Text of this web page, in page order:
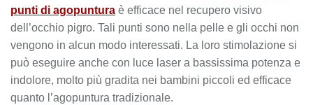
punti di agopuntura è efficace nel recupero visivo
dell’occhio pigro. Tali punti sono nella pelle e gli occhi non
vengono in alcun modo interessati. La loro stimolazione si
può eseguire anche con luce laser a bassissima potenza e
indolore, molto più gradita nei bambini piccoli ed efficace
quanto l’agopuntura tradizionale.